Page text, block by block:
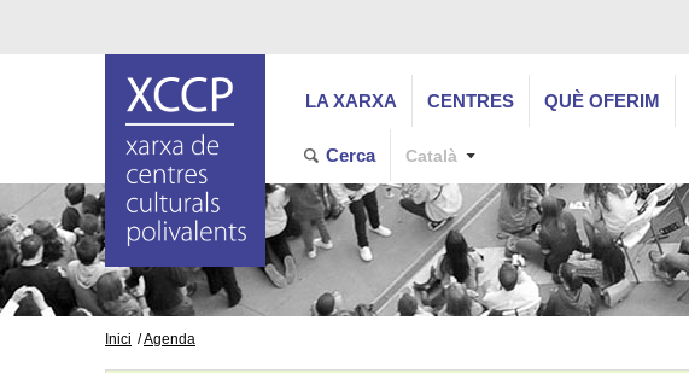
LA XARXA CENTRES QUÈ OFERIM
Cerca Català
Inici Agenda